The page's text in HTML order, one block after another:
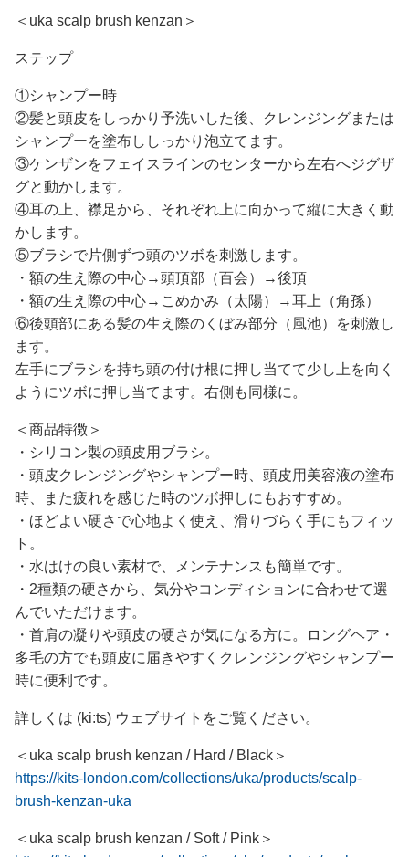
＜uka scalp brush kenzan＞
ステップ
①シャンプー時
②髪と頭皮をしっかり予洗いした後、クレンジングまたは
シャンプーを塗布ししっかり泡立てます。
③ケンザンをフェイスラインのセンターから左右へジグザ
グと動かします。
④耳の上、襟足から、それぞれ上に向かって縦に大きく動
かします。
⑤ブラシで片側ずつ頭のツボを刺激します。
・額の生え際の中心→頭頂部（百会）→後頂
・額の生え際の中心→こめかみ（太陽）→耳上（角孫）
⑥後頭部にある髪の生え際のくぼみ部分（風池）を刺激し
ます。
左手にブラシを持ち頭の付け根に押し当てて少し上を向く
ようにツボに押し当てます。右側も同様に。
＜商品特徴＞
・シリコン製の頭皮用ブラシ。
・頭皮クレンジングやシャンプー時、頭皮用美容液の塗布
時、また疲れを感じた時のツボ押しにもおすすめ。
・ほどよい硬さで心地よく使え、滑りづらく手にもフィッ
ト。
・水はけの良い素材で、メンテナンスも簡単です。
・2種類の硬さから、気分やコンディションに合わせて選
んでいただけます。
・首肩の凝りや頭皮の硬さが気になる方に。ロングヘア・
多毛の方でも頭皮に届きやすくクレンジングやシャンプー
時に便利です。
詳しくは (ki:ts) ウェブサイトをご覧ください。
＜uka scalp brush kenzan / Hard / Black＞
https://kits-london.com/collections/uka/products/scalp-
brush-kenzan-uka
＜uka scalp brush kenzan / Soft / Pink＞